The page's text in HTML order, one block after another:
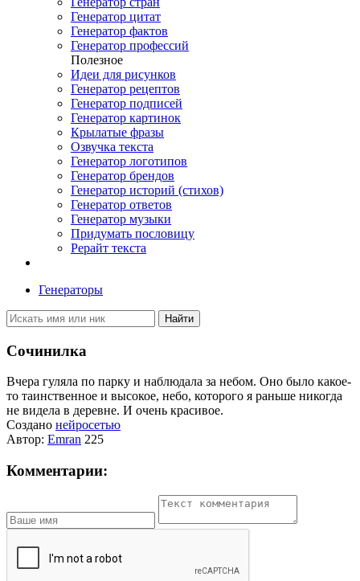
Генератор цитат
Генератор фактов
Генератор профессий
Полезное
Идеи для рисунков
Генератор рецептов
Генератор подписей
Генератор картинок
Крылатые фразы
Озвучка текста
Генератор логотипов
Генератор брендов
Генератор историй (стихов)
Генератор ответов
Генератор музыки
Придумать пословицу
Рерайт текста
Генераторы
Найти
Сочинилка
Вчера гуляла по парку и наблюдала за небом. Оно было какое-
то таинственное и высокое, небо, которого я раньше никогда
не видела в деревне. И очень красивое.
Создано нейросетью
Автор: Emran 225
Комментарии: